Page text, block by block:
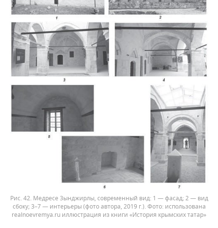
Рис. 42. Медресе 3ынджирлы, современный вид: 1 — фасад; 2 — вид
сбоку; 3–7 — интерьеры (фото автора, 2019 г.).
использована
realnoevremya.ru иллюстрация из книги «История крымских татар»